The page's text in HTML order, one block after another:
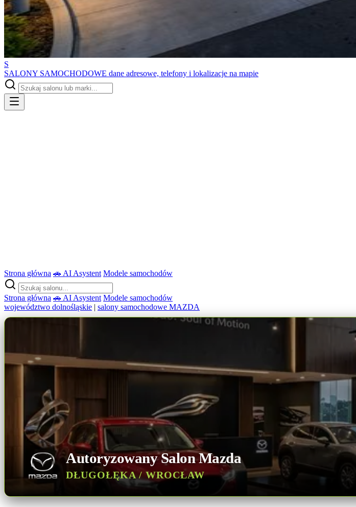
S
SALONY SAMOCHODOWE dane adresowe, telefony i lokalizacje na mapie
Strona główna 🚗 AI Asystent Modele samochodów
Strona główna 🚗 AI Asystent Modele samochodów
województwo dolnośląskie | salony samochodowe MAZDA
Autoryzowany Salon Mazda
DŁUGOŁĘKA / WROCŁAW